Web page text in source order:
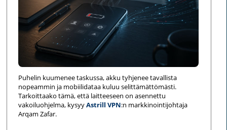
Puhelin kuumenee taskussa, akku tyhjenee tavallista
nopeammin ja mobiilidataa kuluu selittämättömästi.
Tarkoittaako tämä, että laitteeseen on asennettu
vakoiluohjelma, kysyyAstrill VPN:n markkinointijohtaja
Arqam Zafar.